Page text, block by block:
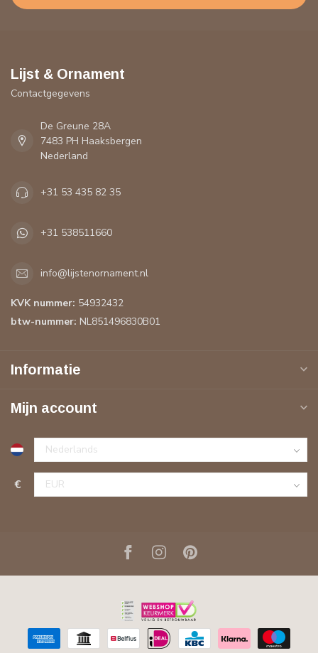
Lijst & Ornament
Contactgegevens
De Greune 28A
7483 PH Haaksbergen
Nederland
+31 53 435 82 35
+31 538511660
info@lijstenornament.nl
KVK nummer: 54932432
btw-nummer: NL851496830B01
Informatie
Mijn account
€